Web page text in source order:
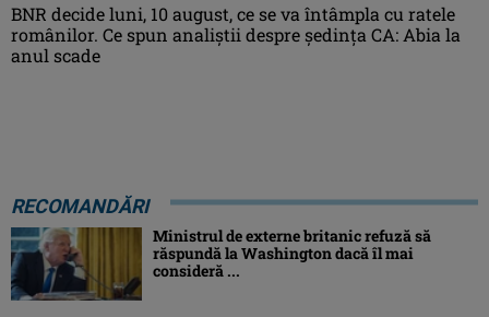
BNR decide luni, 10 august, ce se va întâmpla cu ratele
românilor. Ce spun analiștii despre ședința CA: Abia la
anul scade
RECOMANDĂRI
Ministrul de externe britanic refuză să
răspundă la Washington dacă îl mai
consideră ...